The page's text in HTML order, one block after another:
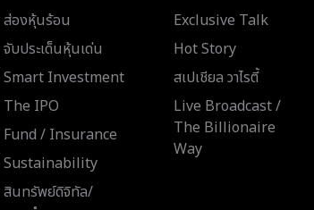
ส่องหุ้นร้อน
จับประเด็นหุ้นเด่น
Smart Investment
The IPO
Fund / Insurance
Sustainability
สินทรัพย์ดิจิทัล/
Exclusive Talk
Hot Story
สเปเชียล วาไรตี้
Live Broadcast /
The Billionaire
Way